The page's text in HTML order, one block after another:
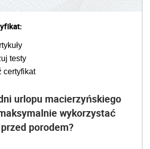
testy
certyfikat
urlopu macierzyńskiego
wykorzystać
porodem?